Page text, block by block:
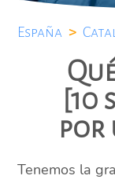
España >
[10
por
Tenemos la